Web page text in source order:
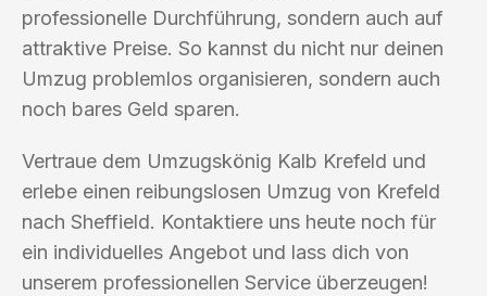
professionelle Durchführung, sondern auch auf
attraktive Preise. So kannst du nicht nur deinen
Umzug problemlos organisieren, sondern auch
noch bares Geld sparen.
Vertraue dem Umzugskönig Kalb Krefeld und
erlebe einen reibungslosen Umzug von Krefeld
nach Sheffield. Kontaktiere uns heute noch für
ein individuelles Angebot und lass dich von
unserem professionellen Service überzeugen!